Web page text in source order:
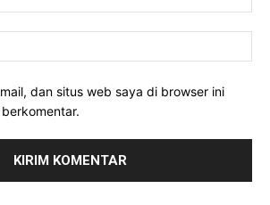
dan situs web saya di browser ini